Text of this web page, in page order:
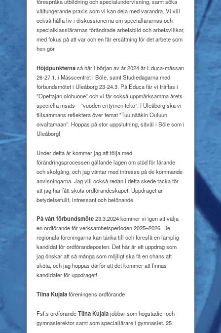
förespråka utbildning och specialundervisning, samt söka
välfungerande praxis som vi kan dela med varandra. Vi vill
också hålla liv i diskussionerna om speciallärarnas och
specialklasslärarnas förändrade arbetsbild och arbetsvillkor,
med fokus på att var och en får ersättning för det arbete som
hen gör.
Höjdpunkternaså här i början av år 2024 är Educa-mässan
26-27.1. i Mässcentret i Böle, samt Studiedagarna med
förbundsmötet i Uleåborg 23-24.3. På Educa får vi träffas i
”Opettajan olohuone” och vi får också uppmärksamma årets
speciella insats – ”vuoden erityinen teko”. I Uleåborg ska vi
tillsammans reflektera över temat ”Tuu nääkin Ouluun
oivaltamaan”. Hoppas på stor uppslutning, såväl i Böle som i
Uleåborg!
Under detta år kommer jag att följa med
förändringsprocessen gällande lagen om stöd för lärande
och skolgång, och jag väntar med intresse på de kommande
anvisningarna. Jag vill också redan i detta skede tacka för
att jag har fått sköta ordförandeskapet. Uppdraget är
betydelsefullt, intressant och belönande.
På vårt förbundsmöte23.3.2024 kommer vi igen att välja
en ordförande för verksamhetsperioden 2025–2026. De
regionala föreningarna kan tänka till och föreslå en lämplig
kandidat för ordförandeposten. Det här är ett uppdrag som
jag önskar att så många som möjligt ska få en chans att
sköta, och jag hoppas därför att det kommer att finnas
kandidater för uppdraget!
Tiina Kujalaföreningens ordförande
Fsf:s ordförandeTiina Kujalajobbar som högstadie- och
gymnasierektor samt som speciallärare i gymnasiet. 25